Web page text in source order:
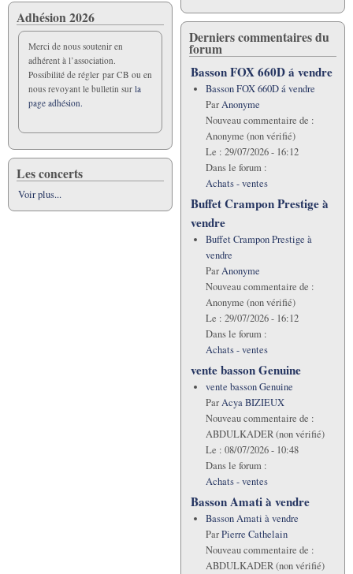
Adhésion 2026
Merci de nous soutenir en
adhérent à l’association.
Possibilité de régler par CB ou en
nous revoyant le bulletin sur la
page adhésion.
Les concerts
Voir plus...
Derniers commentaires du
forum
Basson FOX 660D á vendre
Basson FOX 660D á vendre
ParAnonyme
Nouveau commentaire de :
Anonyme (non vérifié)
Le : 29/07/2026 - 16:12
Dans le forum :
Achats - ventes
Buffet Crampon Prestige à
vendre
Buffet Crampon Prestige à
vendre
ParAnonyme
Nouveau commentaire de :
Anonyme (non vérifié)
Le : 29/07/2026 - 16:12
Dans le forum :
Achats - ventes
vente basson Genuine
vente basson Genuine
ParAcya BIZIEUX
Nouveau commentaire de :
ABDULKADER (non vérifié)
Le : 08/07/2026 - 10:48
Dans le forum :
Achats - ventes
Basson Amati à vendre
Basson Amati à vendre
ParPierre Cathelain
Nouveau commentaire de :
ABDULKADER (non vérifié)